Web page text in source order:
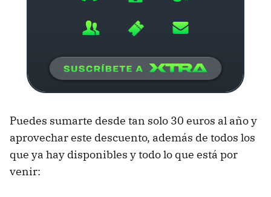
Puedes sumarte desde tan solo 30 euros al año y
aprovechar este descuento, además de todos los
que ya hay disponibles y todo lo que está por
venir: